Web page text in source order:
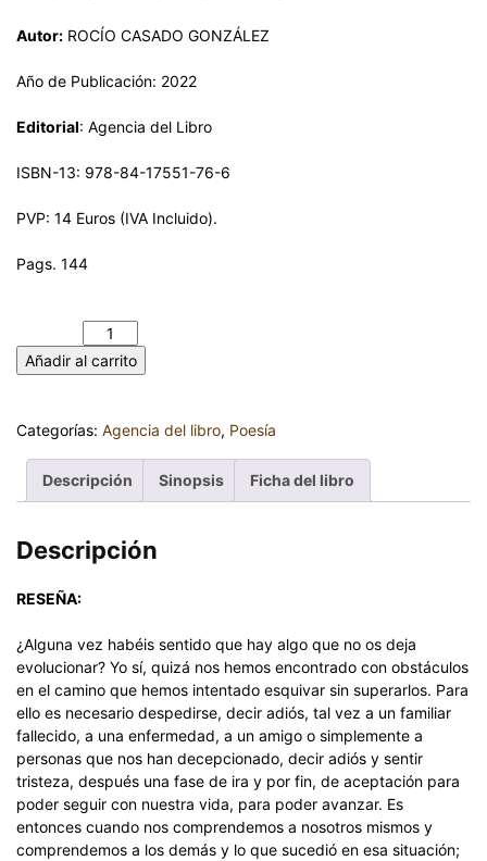
Autor: ROCÍO CASADO GONZÁLEZ
Año de Publicación: 2022
Editorial: Agencia del Libro
ISBN-13: 978-84-17551-76-6
PVP: 14 Euros (IVA Incluido).
Pags. 144
Añadir al carrito
Categorías: Agencia del libro, Poesía
Descripción Sinopsis Ficha del libro
Descripción
RESEÑA:
¿Alguna vez habéis sentido que hay algo que no os deja
evolucionar? Yo sí, quizá nos hemos encontrado con obstáculos
en el camino que hemos intentado esquivar sin superarlos. Para
ello es necesario despedirse, decir adiós, tal vez a un familiar
fallecido, a una enfermedad, a un amigo o simplemente a
personas que nos han decepcionado, decir adiós y sentir
tristeza, después una fase de ira y por fin, de aceptación para
poder seguir con nuestra vida, para poder avanzar. Es
entonces cuando nos comprendemos a nosotros mismos y
comprendemos a los demás y lo que sucedió en esa situación;